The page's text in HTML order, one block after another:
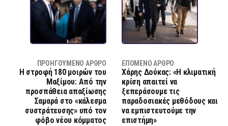
ΠΡΟΗΓΟΎΜΕΝΟ ΆΡΘΡΟ
Η στροφή 180 μοιρών του
Μαξίμου: Από την
προσπάθεια απαξίωσης
Σαμαρά στο «κάλεσμα
συστράτευσης» υπό τον
φόβο νέου κόμματος
ΕΠΌΜΕΝΟ ΆΡΘΡΟ
Χάρης Δούκας: «Η κλιματική
κρίση απαιτεί να
ξεπεράσουμε τις
παραδοσιακές μεθόδους και
να εμπιστευτούμε την
επιστήμη»